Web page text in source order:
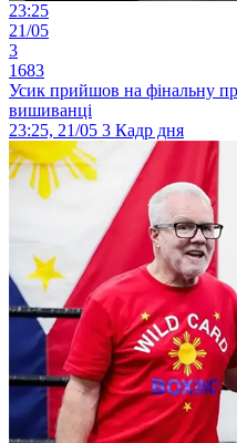
23:25
21/05
3
1683
Усик прийшов на фінальну
вишиванці
23:25, 21/05 3 Кадр дня